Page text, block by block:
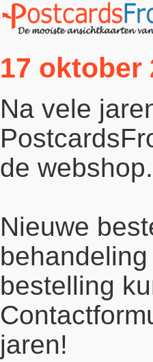
17 oktober
Na vele
de webshop.
Nieuwe
bestelling
jaren!